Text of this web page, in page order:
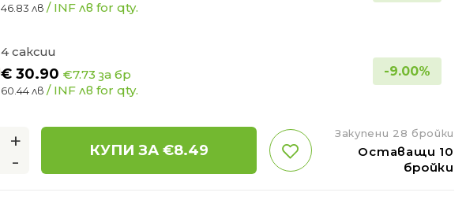
46.83 лв / INF лв for qty.
4 саксии
€ 30.90 €7.73 за бр
60.44 лв / INF лв for qty.
-9.00%
+
-
КУПИ ЗА €8.49
Закупени 28 бройки
Оставащи 10
бройки